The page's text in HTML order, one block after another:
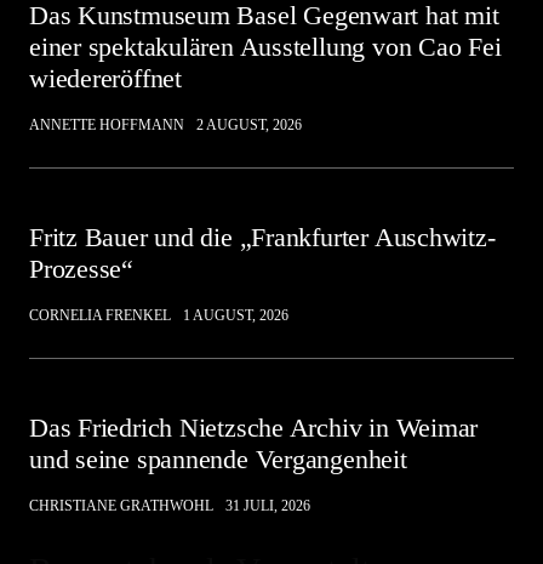
Das Kunstmuseum Basel Gegenwart hat mit
einer spektakulären Ausstellung von Cao Fei
wiedereröffnet
ANNETTE HOFFMANN 2 AUGUST, 2026
Fritz Bauer und die „Frankfurter Auschwitz-
Prozesse“
CORNELIA FRENKEL 1 AUGUST, 2026
Das Friedrich Nietzsche Archiv in Weimar
und seine spannende Vergangenheit
CHRISTIANE GRATHWOHL 31 JULI, 2026